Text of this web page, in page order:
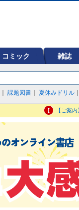
コミック 雑誌
課題図書 夏休みドリル
【ご案